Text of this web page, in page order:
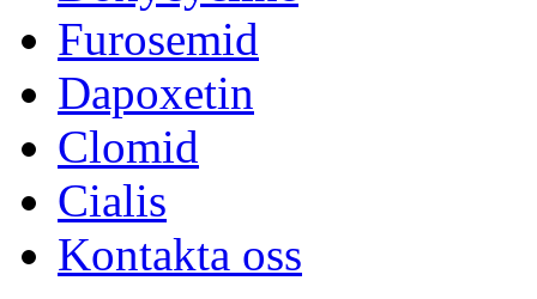
Furosemid
Dapoxetin
Clomid
Cialis
Kontakta oss